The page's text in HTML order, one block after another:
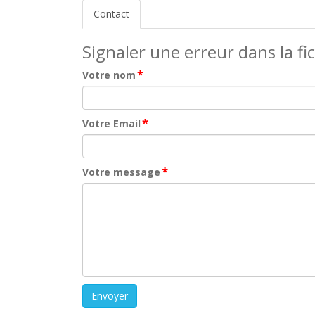
Contact
Signaler une erreur dans la
Votre nom*
Votre Email*
Votre message*